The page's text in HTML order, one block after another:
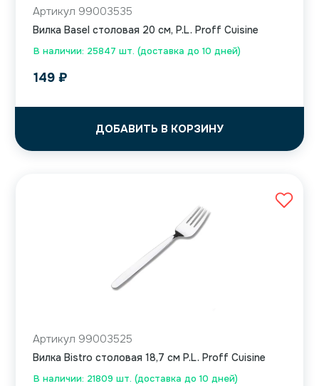
В наличии: 25847 шт. (доставка до 10 дней)
Артикул 99003535
Вилка Basel столовая 20 см, P.L. Proff Cuisine
149 ₽
ДОБАВИТЬ В КОРЗИНУ
В наличии: 21809 шт. (доставка до 10 дней)
Артикул 99003525
Вилка Bistro столовая 18,7 см P.L. Proff Cuisine